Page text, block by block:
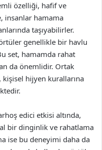
özelliği, hafif ve
insanlar hamama
taşıyabilirler.
genellikle bir havlu
set, hamamda rahat
da önemlidir. Ortak
hijyen kurallarına
edici etkisi altında,
bir dinginlik ve rahatlama
ise bu deneyimi daha da